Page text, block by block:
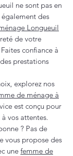
ne sont pas en
des
Longueuil
de votre
confiance à
prestations
explorez nos
de ménage à
est conçu pour
vos attentes.
? Pas de
vous propose des
une femme de